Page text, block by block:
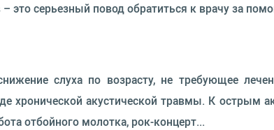
это серьезный повод обратиться к врачу за
слуха по возрасту, не требующее
хронической акустической травмы. К острым
отбойного молотка, рок-концерт...